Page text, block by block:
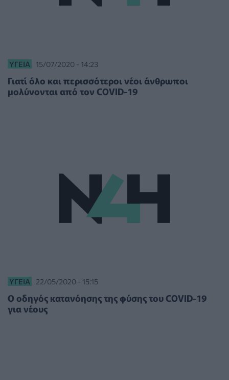
ΥΓΕΊΑ 15/07/2020 - 14:23
Γιατί όλο και περισσότεροι νέοι άνθρωποι
μολύνονται από τον COVID-19
ΥΓΕΊΑ 22/05/2020 - 15:15
Ο οδηγός κατανόησης της φύσης του COVID-19
για νέους